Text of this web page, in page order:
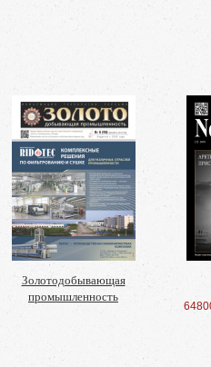
Золотодобывающая
промышленность